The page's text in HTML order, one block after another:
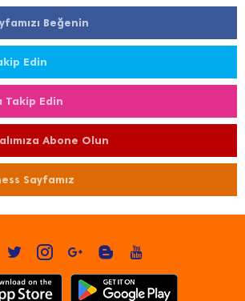
Beğenin
Edin
Edin
Abone Olun
Sayfamız